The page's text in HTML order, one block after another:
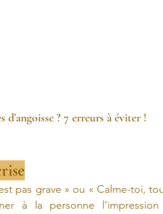
d’angoisse ? 7 erreurs à éviter !
pas grave » ou « Calme-toi,